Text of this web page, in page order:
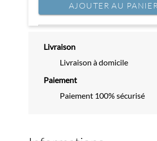
AJOUTER AU
Livraison
Livraison à domicile
Paiement
Paiement 100% sécurisé